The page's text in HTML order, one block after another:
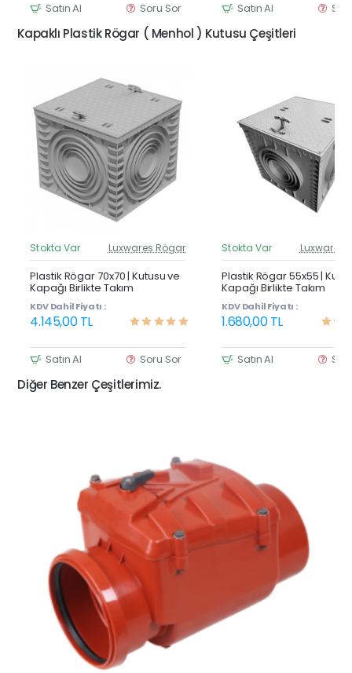
Satın Al Soru Sor Satın Al
Kapaklı Plastik Rögar ( Menhol ) Kutusu Çeşitleri
Güncel Fiyat
Yeni Ürün
Stokta Var Luxwares Rögar
Plastik Rögar 70x70 | Kutusu ve
Kapağı Birlikte Takım
KDV Dahil Fiyatı :
4.145,00 TL
Satın Al Soru Sor
Stokta Var Luxwares
Plastik Rögar 55x55 |
Kapağı Birlikte Takım
KDV Dahil Fiyatı :
1.680,00 TL
Satın Al
Diğer Benzer Çeşitlerimiz.